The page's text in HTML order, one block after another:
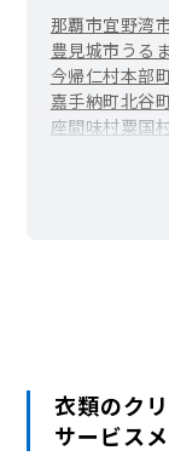
那覇市宜野湾
豊見城市 うる
今帰仁村本部
嘉手納町北谷
座間味村粟国
衣類のク
サービス